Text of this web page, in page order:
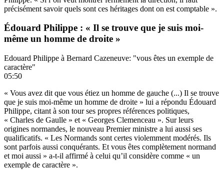
précisément savoir quels sont ces héritages dont on est comptable ».
Édouard Philippe : « Il se trouve que je suis moi-
même un homme de droite »
Edouard Philippe à Bernard Cazeneuve: "vous êtes un exemple de
caractère"
05:50
« Vous avez dit que vous étiez un homme de gauche (...) Il se trouve
que je suis moi-même un homme de droite » lui a répondu Édouard
Philippe, citant à son tour ses propres références politiques,
« Charles de Gaulle » et « Georges Clemenceau ». Sur leurs
origines normandes, le nouveau Premier ministre a lui aussi ses
qualificatifs. « Les Normands sont certes violemment modérés. Ils
sont parfois aussi conquérants. Et vous êtes complètement normand
et moi aussi » a-t-il affirmé à celui qu’il considère comme « un
exemple de caractère ».